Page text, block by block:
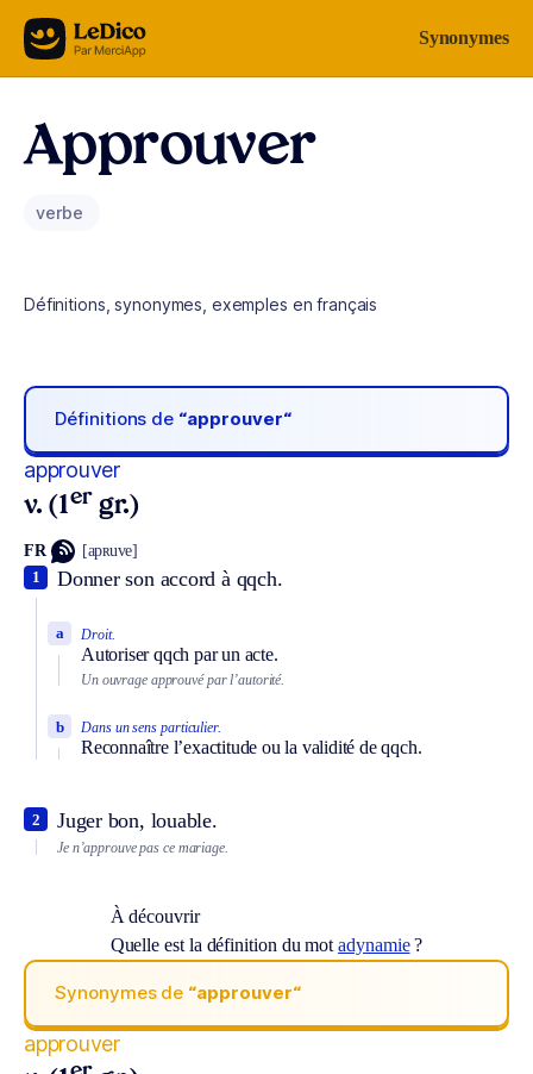
Aller au contenu Synonymes
Approuver
verbe
Définitions, synonymes, exemples en français
Définitions de “approuver“
approuver
v. (1er gr.)
FR [apʀuve]
Donner son accord à qqch.
1
Droit.
Autoriser qqch par un acte.
a
Un ouvrage approuvé par l’autorité.
Dans un sens particulier.
Reconnaître l’exactitude ou la validité de qqch.
b
Juger bon, louable.
2
Je n’approuve pas ce mariage.
À découvrir
Quelle est la définition du motadynamie?
Synonymes de “approuver“
approuver